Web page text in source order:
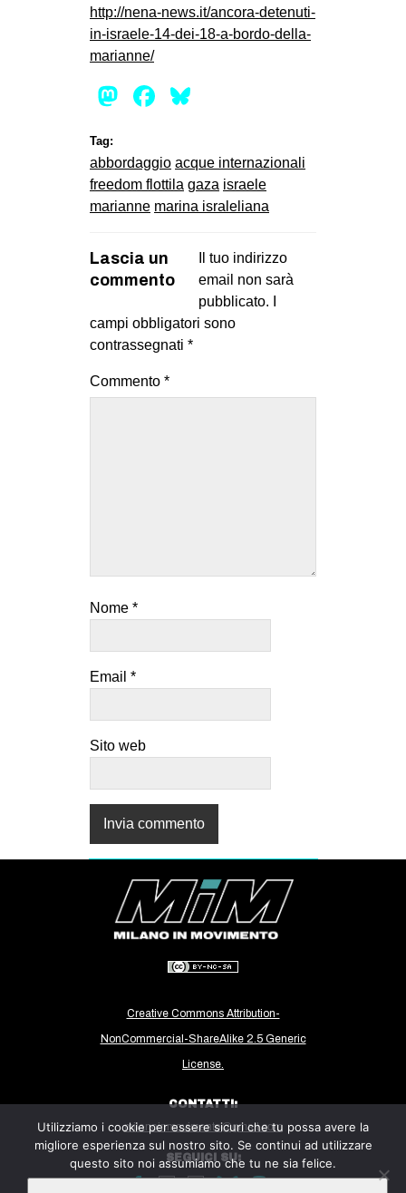
http://nena-news.it/ancora-detenuti-
in-israele-14-dei-18-a-bordo-della-
marianne/
Mastodon
Facebook
Tag:
abbordaggio acque internazionali
freedom flottila gaza israele
marianne marina israleliana
Lascia un
commento
Il tuo indirizzo
email non sarà
pubblicato.
campi obbligatori sono
contrassegnati *
Commento *
Nome *
Email *
Sito web
Creative Commons Attribution-
NonCommercial-ShareAlike 2.5 Generic
License.
CONTATTI:
milanoinmovimento@gmail.com
SEGUICI SU:
Utilizziamo i cookie per essere sicuri che tu possa avere la
migliore esperienza sul nostro sito. Se continui ad utilizzare
questo sito noi assumiamo che tu ne sia felice.